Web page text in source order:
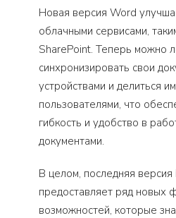
Новая версия Word
облачными сервисами,
SharePoint. Теперь можно
синхронизировать свои
устройствами и делиться
пользователями, что
гибкость и удобство в
документами.
В целом, последняя
предоставляет ряд новых
возможностей, которые